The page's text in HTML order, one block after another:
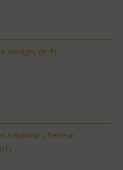
Wasigny (H/F)
à domicile - Secteur
F)